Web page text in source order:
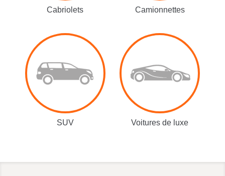
Cabriolets Camionnettes
SUV Voitures de luxe